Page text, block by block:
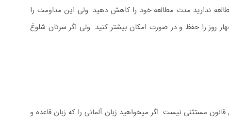
ندارید مدت مطالعه خود را کاهش دهید ولی این مداومت را
روز را حفظ و در صورت امکان بیشتر کنید ولی اگر سرتان شلوغ
مستثنی نیست. اگر میخواهید زبان آلمانی را که زبان قاعده و